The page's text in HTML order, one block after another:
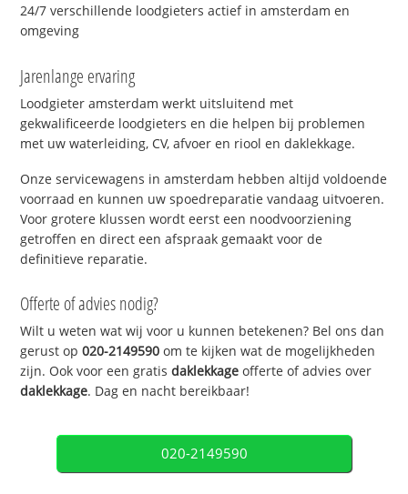
24/7 verschillende loodgieters actief in amsterdam en
omgeving
Jarenlange ervaring
Loodgieter amsterdam werkt uitsluitend met
gekwalificeerde loodgieters en die helpen bij problemen
met uw waterleiding, CV, afvoer en riool en daklekkage.
Onze servicewagens in amsterdam hebben altijd voldoende
voorraad en kunnen uw spoedreparatie vandaag uitvoeren.
Voor grotere klussen wordt eerst een noodvoorziening
getroffen en direct een afspraak gemaakt voor de
definitieve reparatie.
Offerte of advies nodig?
Wilt u weten wat wij voor u kunnen betekenen? Bel ons dan
gerust op020-2149590 om te kijken wat de mogelijkheden
zijn. Ook voor een gratisdaklekkage offerte of advies over
daklekkage. Dag en nacht bereikbaar!
020-2149590